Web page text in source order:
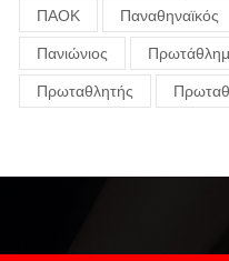
ΠΑΟΚ Παναθηναϊκός
Πανιώνιος
Πρωταθλητής